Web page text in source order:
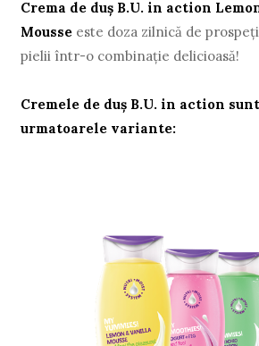
Crema de duş B.U. in action
Mousse este doza zilnică de
pielii într-o combinaţie delicioasă!
Cremele de duş B.U. in action
urmatoarele variante: